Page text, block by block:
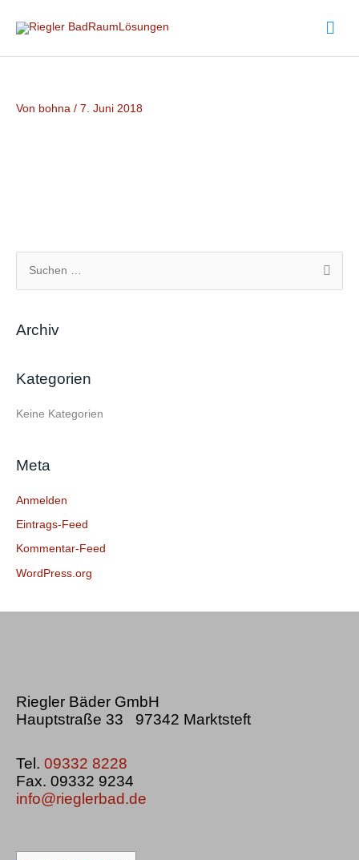
Inhalt
Von bohna / 7. Juni 2018
h
n
h
Archiv
Kategorien
Keine Kategorien
Meta
Anmelden
Eintrags-Feed
Kommentar-Feed
WordPress.org
Riegler Bäder GmbH
Hauptstraße 33 97342 Marktsteft
Tel. 09332 8228
Fax. 09332 9234
info@rieglerbad.de